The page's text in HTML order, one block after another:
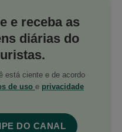
e receba as
diárias do
está ciente e de acordo
de uso e privacidade
DO CANAL